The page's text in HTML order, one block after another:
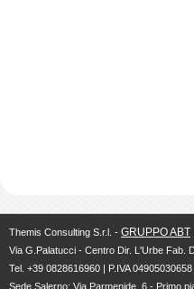
Themis Consulting S.r.l. - GRUPPO ABT
Via G.Palatucci - Centro Dir. L'Urbe Fab.
Tel. +39 0828616960 | P.IVA 04905030658
Sede Salerno: Via Parmenide, 6 - Primo